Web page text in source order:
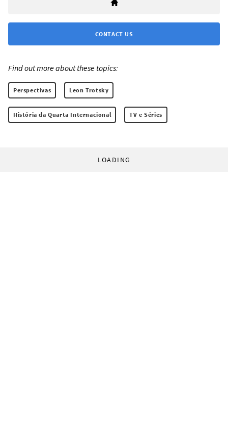
CONTACT US
Find out more about these topics:
Perspectivas Leon Trotsky
História da Quarta Internacional TV e Séries
LOADING